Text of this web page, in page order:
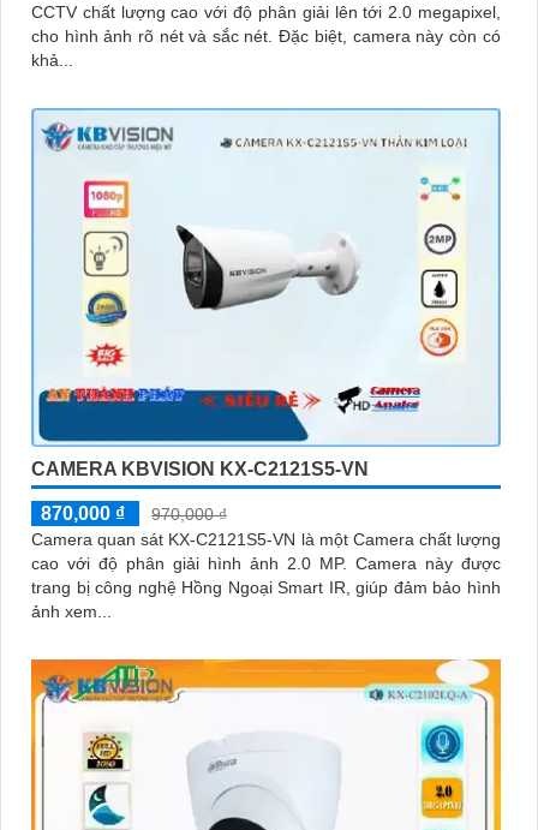
CCTV chất lượng cao với độ phân giải lên tới 2.0 megapixel,
cho hình ảnh rõ nét và sắc nét. Đặc biệt, camera này còn có
khả...
CAMERA KBVISION KX-C2121S5-VN
870,000 ₫
970,000 ₫
Camera quan sát KX-C2121S5-VN là một Camera chất lượng
cao với độ phân giải hình ảnh 2.0 MP. Camera này được
trang bị công nghệ Hồng Ngoại Smart IR, giúp đảm bảo hình
ảnh xem...